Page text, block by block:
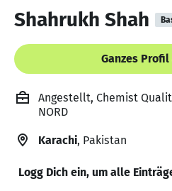
Shahrukh Shah
Ganzes
Angestellt, Chemist
NORD
Karachi, Pakistan
Logg Dich ein, um alle